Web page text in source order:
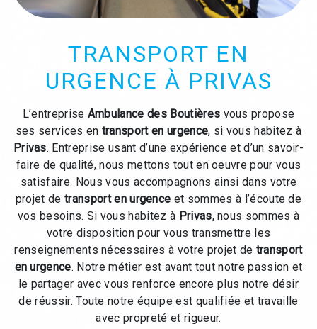
TRANSPORT EN
URGENCE À PRIVAS
L’entreprise Ambulance des Boutières vous propose
ses services en transport en urgence, si vous habitez à
Privas. Entreprise usant d’une expérience et d’un savoir-
faire de qualité, nous mettons tout en oeuvre pour vous
satisfaire. Nous vous accompagnons ainsi dans votre
projet detransport en urgence et sommes à l’écoute de
vos besoins. Si vous habitez à Privas, nous sommes à
votre disposition pour vous transmettre les
renseignements nécessaires à votre projet de transport
en urgence. Notre métier est avant tout notre passion et
le partager avec vous renforce encore plus notre désir
de réussir. Toute notre équipe est qualifiée et travaille
avec propreté et rigueur.